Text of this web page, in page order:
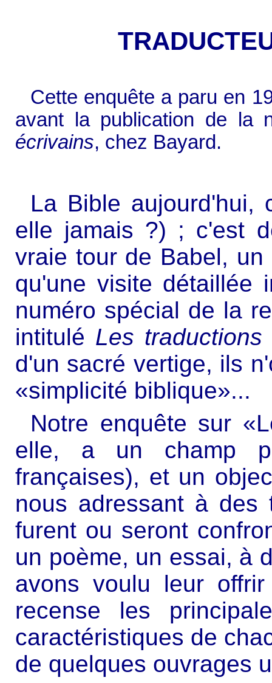
Cette enquête a paru en
avant la publication de la
écrivains, chez Bayard.
La Bible aujourd'hui,
elle jamais ?) ; c'est
vraie tour de Babel,
qu'une visite détaillée
numéro spécial de la
intitulé Les
d'un sacré vertige, ils
«simplicité biblique»...
Notre enquête sur
elle, a un champ
françaises), et un
nous adressant à des
furent ou seront
un poème, un essai, à
avons voulu leur
recense les
caractéristiques de
de quelques ouvrages